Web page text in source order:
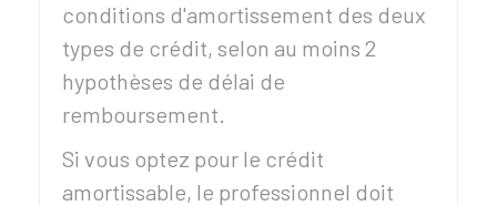
conditions d'amortissement des deux
types de crédit, selon au moins 2
hypothèses de délai de
remboursement.
Si vous optez pour le crédit
amortissable, le professionnel doit